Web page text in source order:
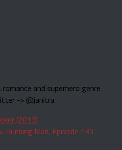
and superhero genre
-> @janitra
(2013)
Running Man, Episode 133 -